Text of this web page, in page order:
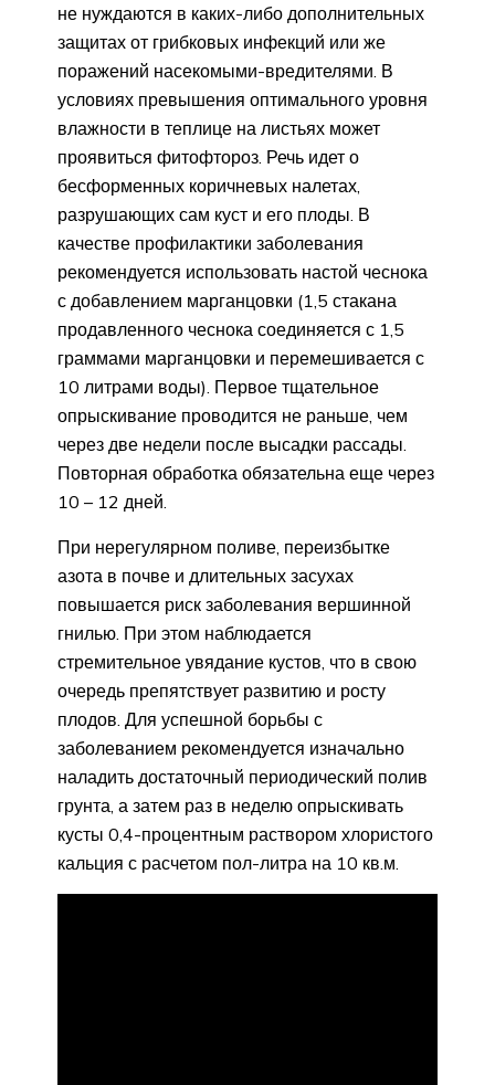
не нуждаются в каких-либо дополнительных
защитах от грибковых инфекций или же
поражений насекомыми-вредителями. В
условиях превышения оптимального уровня
влажности в теплице на листьях может
проявиться фитофтороз. Речь идет о
бесформенных коричневых налетах,
разрушающих сам куст и его плоды. В
качестве профилактики заболевания
рекомендуется использовать настой чеснока
с добавлением марганцовки (1,5 стакана
продавленного чеснока соединяется с 1,5
граммами марганцовки и перемешивается с
10 литрами воды). Первое тщательное
опрыскивание проводится не раньше, чем
через две недели после высадки рассады.
Повторная обработка обязательна еще через
10 – 12 дней.
При нерегулярном поливе, переизбытке
азота в почве и длительных засухах
повышается риск заболевания вершинной
гнилью. При этом наблюдается
стремительное увядание кустов, что в свою
очередь препятствует развитию и росту
плодов. Для успешной борьбы с
заболеванием рекомендуется изначально
наладить достаточный периодический полив
грунта, а затем раз в неделю опрыскивать
кусты 0,4-процентным раствором хлористого
кальция с расчетом пол-литра на 10 кв.м.